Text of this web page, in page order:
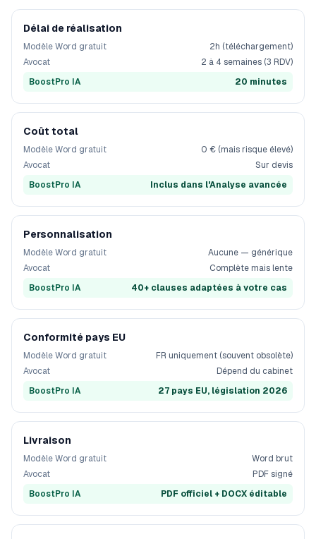
Délai de réalisation
Modèle Word gratuit
2h (téléchargement)
Avocat
2 à 4 semaines (3 RDV)
BoostPro IA
20 minutes
Coût total
Modèle Word gratuit
0 € (mais risque élevé)
Avocat
Sur devis
BoostPro IA
Inclus dans l'Analyse avancée
Personnalisation
Modèle Word gratuit
Aucune — générique
Avocat
Complète mais lente
BoostPro IA
40+ clauses adaptées à votre cas
Conformité pays EU
Modèle Word gratuit
FR uniquement (souvent obsolète)
Avocat
Dépend du cabinet
BoostPro IA
27 pays EU, législation 2026
Livraison
Modèle Word gratuit
Word brut
Avocat
PDF signé
BoostPro IA
PDF officiel + DOCX éditable